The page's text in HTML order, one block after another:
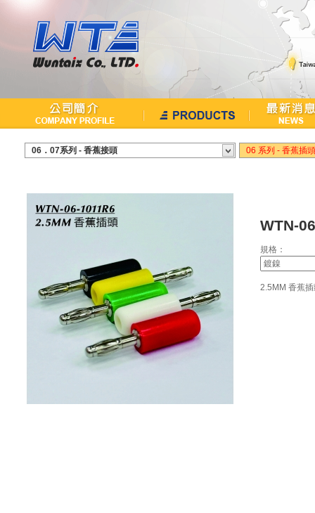
06．07系列 - 香蕉接頭 06 系列 - 香蕉插頭
WTN-
規格：
2.5MM 香蕉